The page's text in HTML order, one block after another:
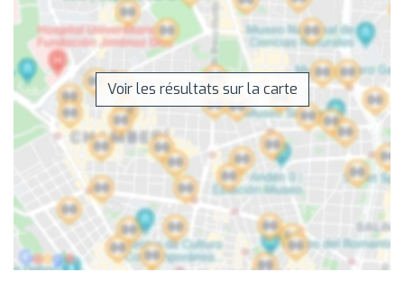
Voir les résultats sur la carte